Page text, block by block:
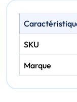
SKU
Marque